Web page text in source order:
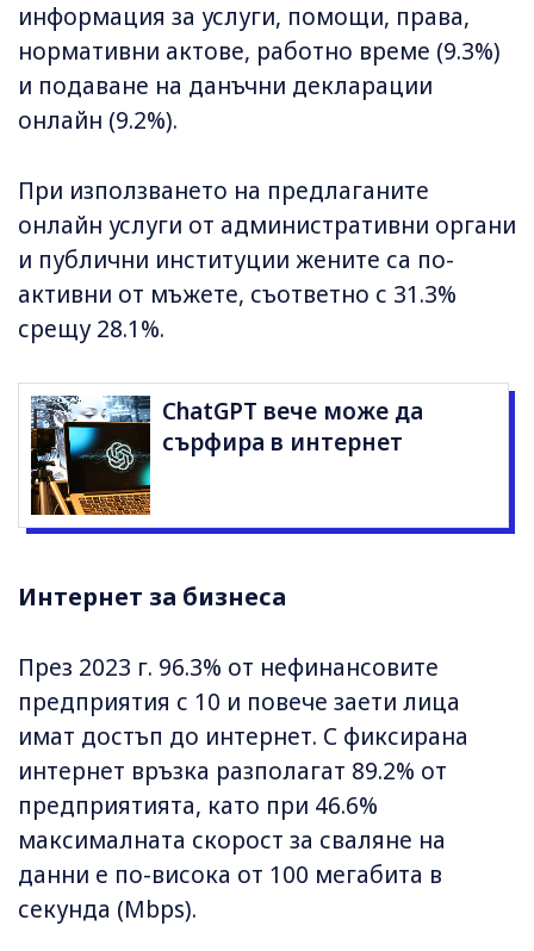
информация за услуги, помощи, права,
нормативни актове, работно време (9.3%)
и подаване на данъчни декларации
онлайн (9.2%).
При използването на предлаганите
онлайн услуги от административни органи
и публични институции жените са по-
активни от мъжете, съответно с 31.3%
срещу 28.1%.
ChatGPT вече може да
сърфира в интернет
Интернет за бизнеса
През 2023 г. 96.3% от нефинансовите
предприятия с 10 и повече заети лица
имат достъп до интернет. С фиксирана
интернет връзка разполагат 89.2% от
предприятията, като при 46.6%
максималната скорост за сваляне на
данни е по-висока от 100 мегабита в
секунда (Mbps).